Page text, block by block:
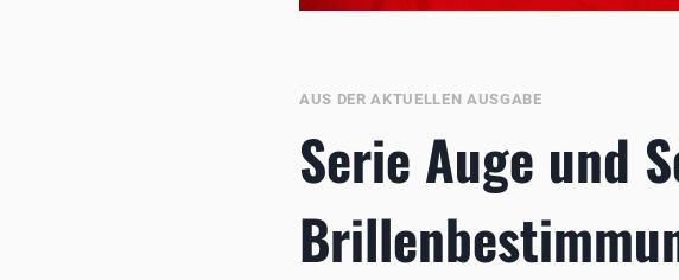
AUS DER AKTUELLEN AUSGABE
Serie Auge und